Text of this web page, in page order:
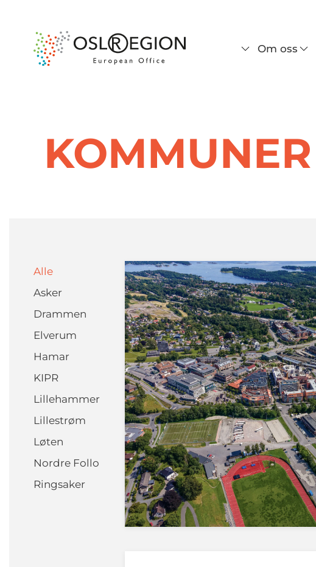
Om oss
KOMMUNER
Alle
Asker
Drammen
Elverum
Hamar
KIPR
Lillehammer
Lillestrøm
Løten
Nordre Follo
Ringsaker